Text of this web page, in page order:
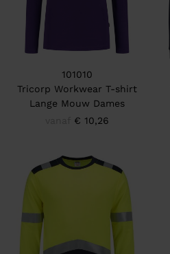
101010
Tricorp Workwear T-shirt
Lange Mouw Dames
€ 10,26